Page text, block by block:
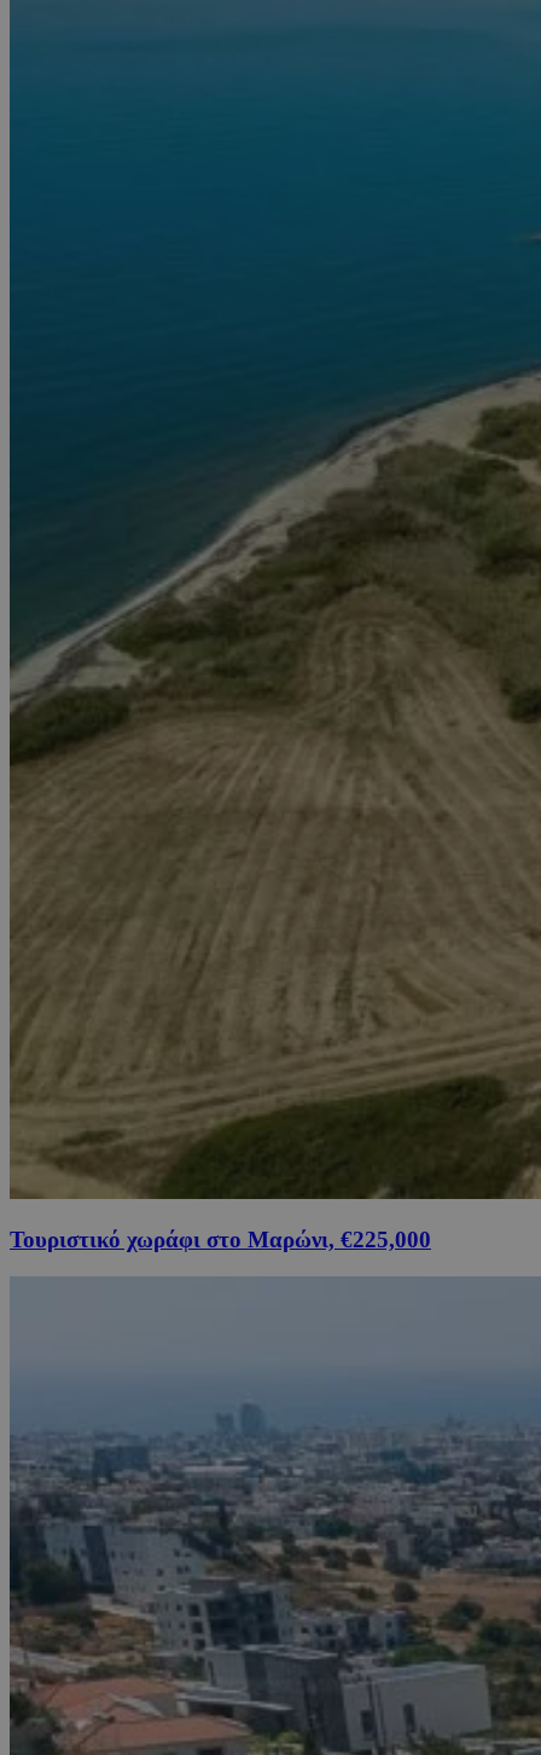
Τουριστικό χωράφι στο Μαρώνι, €225,000